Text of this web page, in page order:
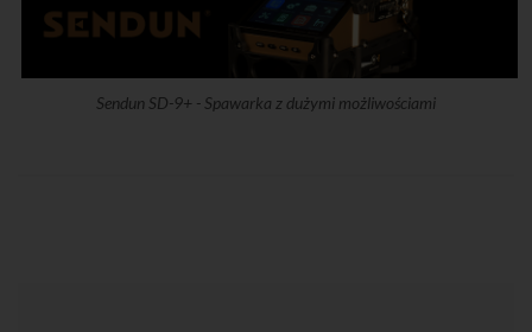
Sendun SD-9+ - Spawarka z dużymi możliwościami